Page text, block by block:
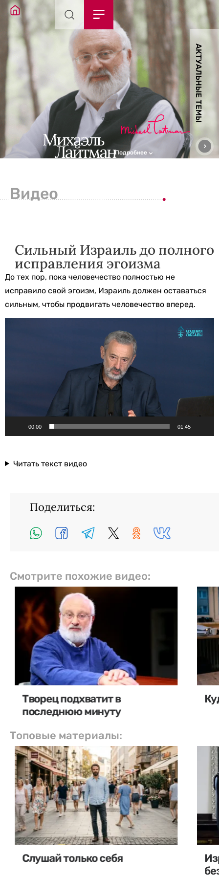
АКТУАЛЬНЫЕ ТЕМЫ
Подробнее
Видео
Сильный Израиль до полного
исправления эгоизма
До тех пор, пока человечество полностью не
исправило свой эгоизм, Израиль должен оставаться
сильным, чтобы продвигать человечество вперед.
00:00 01:45
Читать текст видео
Поделиться:
Смотрите похожие видео:
Творец подхватит в
последнюю минуту
Топовые материалы:
Слушай только себя